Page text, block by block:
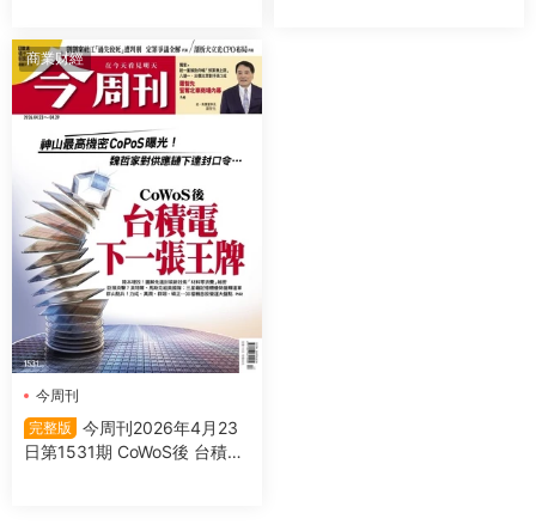
商業财經
今周刊
完整版
今周刊2026年4月23
日第1531期 CoWoS後 台積電